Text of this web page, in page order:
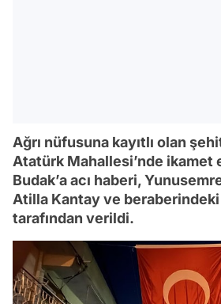
Ağrı nüfusuna kayıtlı olan
Atatürk Mahallesi’nde ikamet
Budak’a acı haberi,
Atilla Kantay ve
tarafından verildi.